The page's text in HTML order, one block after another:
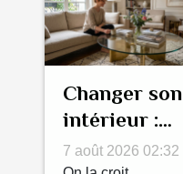
Changer son
intérieur :
l’impact
7 août 2026 02:32